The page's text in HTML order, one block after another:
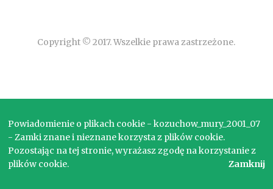
Copyright © 2017. Wszelkie prawa zastrzeżone.
Powiadomienie o plikach cookie - kozuchow_mury_2001_07
- Zamki znane i nieznane korzysta z plików cookie.
Pozostając na tej stronie, wyrażasz zgodę na korzystanie z
plików cookie.
Zamknij